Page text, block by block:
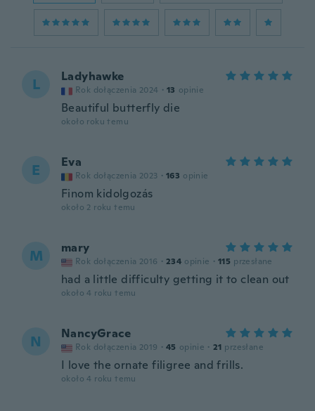
L Ladyhawke
Rok dołączenia 2024 · 13 opinie
Beautiful butterfly die
około roku temu
E Eva
Rok dołączenia 2023 · 163 opinie
Finom kidolgozás
około 2 roku temu
M mary
Rok dołączenia 2016 · 234 opinie · 115 przesłane
had a little difficulty getting it to clean out
około 4 roku temu
N NancyGrace
Rok dołączenia 2019 · 45 opinie · 21 przesłane
I love the ornate filigree and frills.
około 4 roku temu